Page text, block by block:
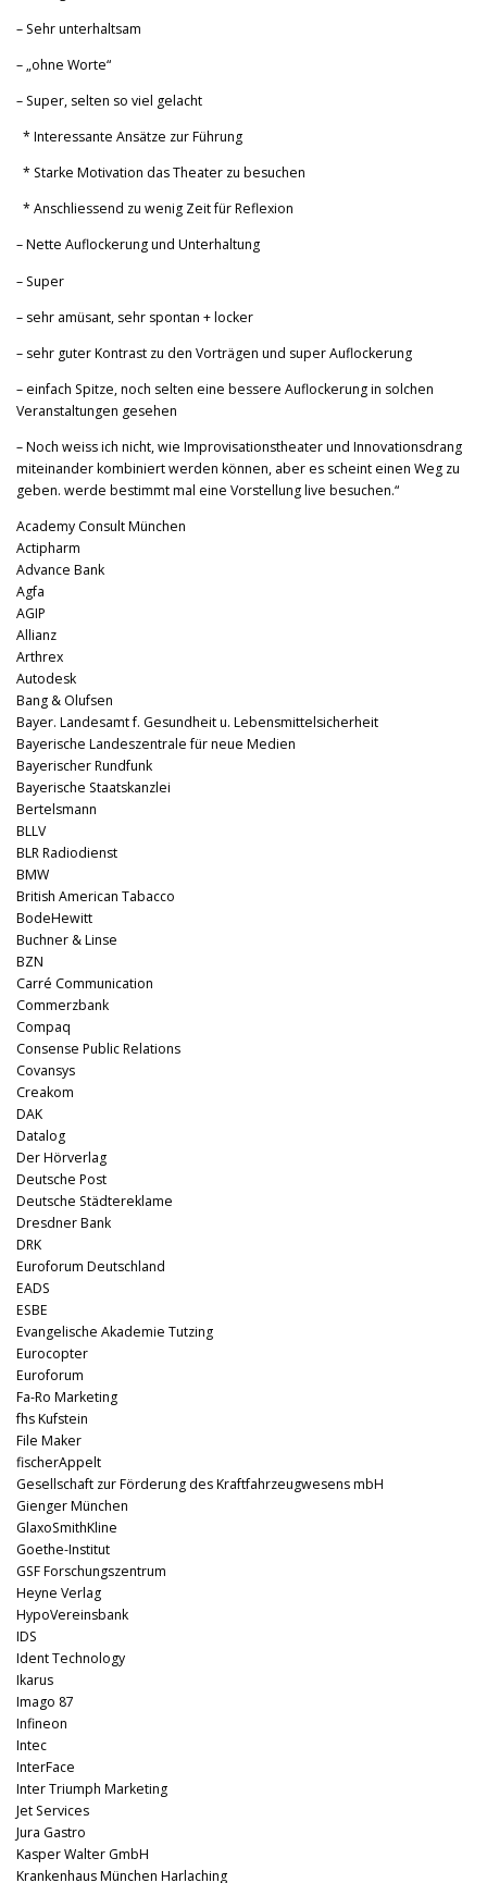
– Sehr unterhaltsam
– „ohne Worte“
– Super, selten so viel gelacht
* Interessante Ansätze zur Führung
* Starke Motivation das Theater zu besuchen
* Anschliessend zu wenig Zeit für Reflexion
– Nette Auflockerung und Unterhaltung
– Super
– sehr amüsant, sehr spontan + locker
– sehr guter Kontrast zu den Vorträgen und super Auflockerung
– einfach Spitze, noch selten eine bessere Auflockerung in solchen
Veranstaltungen gesehen
– Noch weiss ich nicht, wie Improvisationstheater und Innovationsdrang
miteinander kombiniert werden können, aber es scheint einen Weg zu
geben. werde bestimmt mal eine Vorstellung live besuchen.“
Academy Consult München
Actipharm
Advance Bank
Agfa
AGIP
Allianz
Arthrex
Autodesk
Bang & Olufsen
Bayer. Landesamt f. Gesundheit u. Lebensmittelsicherheit
Bayerische Landeszentrale für neue Medien
Bayerischer Rundfunk
Bayerische Staatskanzlei
Bertelsmann
BLLV
BLR Radiodienst
BMW
British American Tabacco
BodeHewitt
Buchner & Linse
BZN
Carré Communication
Commerzbank
Compaq
Consense Public Relations
Covansys
Creakom
DAK
Datalog
Der Hörverlag
Deutsche Post
Deutsche Städtereklame
Dresdner Bank
DRK
Euroforum Deutschland
EADS
ESBE
Evangelische Akademie Tutzing
Eurocopter
Euroforum
Fa-Ro Marketing
fhs Kufstein
File Maker
fischerAppelt
Gesellschaft zur Förderung des Kraftfahrzeugwesens mbH
Gienger München
GlaxoSmithKline
Goethe-Institut
GSF Forschungszentrum
Heyne Verlag
HypoVereinsbank
IDS
Ident Technology
Ikarus
Imago 87
Infineon
Intec
InterFace
Inter Triumph Marketing
Jet Services
Jura Gastro
Kasper Walter GmbH
Krankenhaus München Harlaching